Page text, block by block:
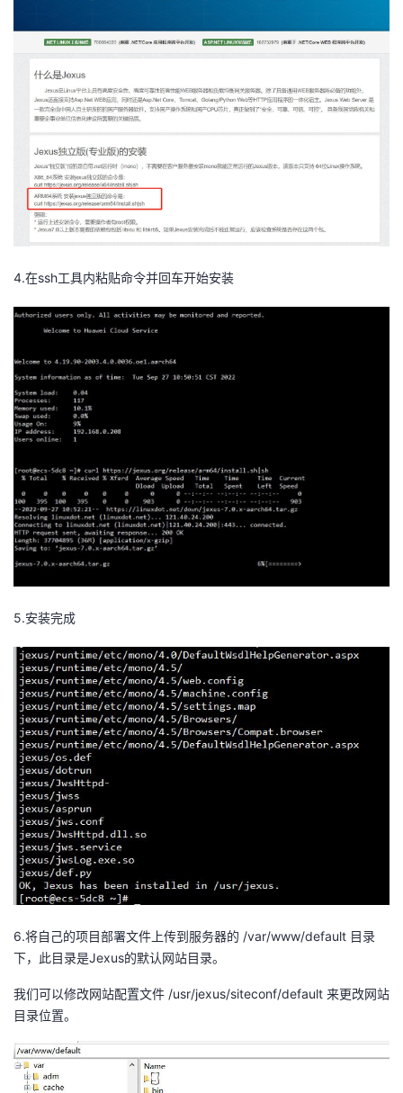
4.在ssh工具内粘贴命令并回车开始安装
5.安装完成
6.将自己的项目部署文件上传到服务器的 /var/www/default 目录
下，此目录是Jexus的默认网站目录。
我们可以修改网站配置文件 /usr/jexus/siteconf/default 来更改网站
目录位置。